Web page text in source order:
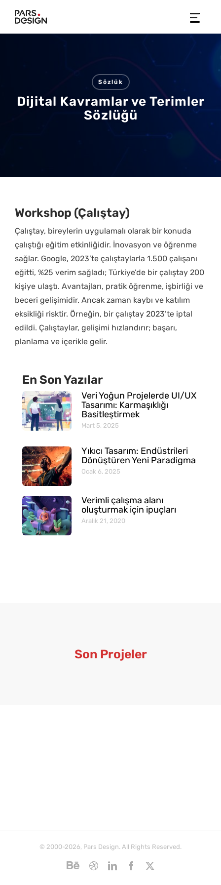
content
Sözlük
Dijital Kavramlar ve Terimler
Sözlüğü
Workshop (Çalıştay)
Çalıştay, bireylerin uygulamalı olarak bir konuda
çalıştığı eğitim etkinliğidir. İnovasyon ve öğrenme
sağlar. Google, 2023’te çalıştaylarla 1.500 çalışanı
eğitti, %25 verim sağladı; Türkiye’de bir çalıştay 200
kişiye ulaştı. Avantajları, pratik öğrenme, işbirliği ve
beceri gelişimidir. Ancak zaman kaybı ve katılım
eksikliği risktir. Örneğin, bir çalıştay 2023’te iptal
edildi. Çalıştaylar, gelişimi hızlandırır; başarı,
planlama ve içerikle gelir.
En Son Yazılar
Veri Yoğun Projelerde UI/UX
Tasarımı: Karmaşıklığı
Basitleştirmek
Mart 5, 2025
Yıkıcı Tasarım: Endüstrileri
Dönüştüren Yeni Paradigma
Ocak 6, 2025
Verimli çalışma alanı
oluşturmak için ipuçları
Aralık 21, 2020
Son Projeler
© 2000-2026, Pars Design. All Rights Reserved.
BehanceDribbbleLinkedInFacebook